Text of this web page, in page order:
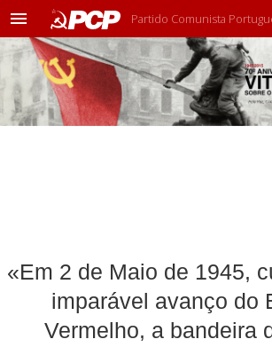
M
e
u
Partido Comunista
«Em 2 de Maio de 1945,
imparável avanço do
Vermelho, a bandeira